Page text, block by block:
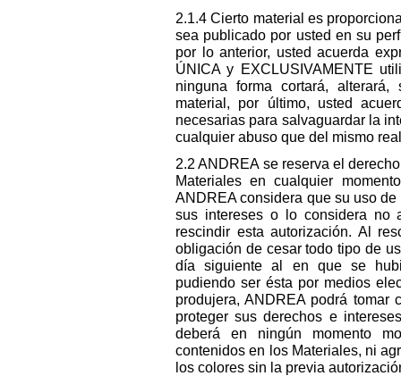
2.1.4 Cierto material es
sea publicado por usted en su
por lo anterior, usted acuerda
ÚNICA y EXCLUSIVAMENTE
ninguna forma cortará,
material, por último, usted
necesarias para salvaguardar la
cualquier abuso que del mismo
2.2 ANDREA se reserva el
Materiales en cualquier
ANDREA considera que su uso
sus intereses o lo considera no
rescindir esta autorización. Al
obligación de cesar todo tipo de
día siguiente al en que se
pudiendo ser ésta por medios
produjera, ANDREA podrá tomar
proteger sus derechos e
deberá en ningún momento
contenidos en los Materiales, ni
los colores sin la previa